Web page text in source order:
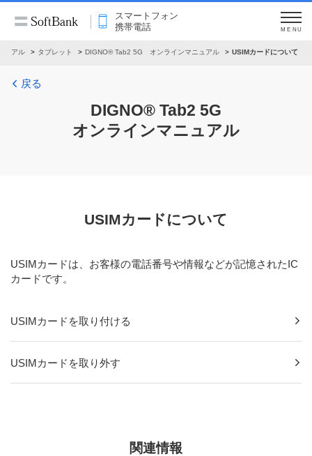
スマートフォン
携帯電話
MENU
ュアル タブレット DIGNO® Tab2 5G オンラインマニュアル USIMカードについて
戻る
DIGNO® Tab2 5G
オンラインマニュアル
USIMカードについて
USIMカードは、お客様の電話番号や情報などが記憶されたIC
カードです。
USIMカードを取り付ける
USIMカードを取り外す
関連情報